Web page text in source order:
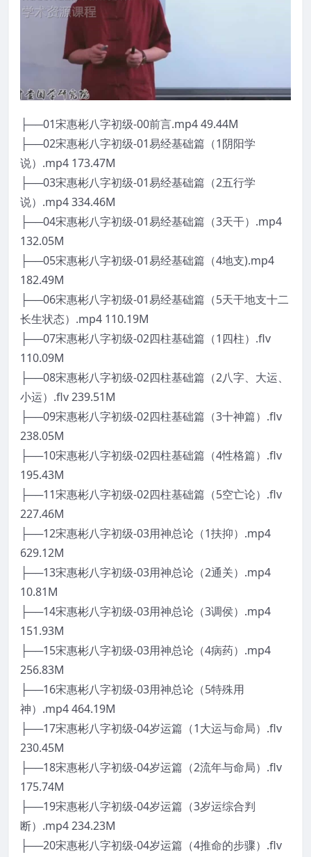
├──01宋惠彬八字初级-00前言.mp4 49.44M
├──02宋惠彬八字初级-01易经基础篇（1阴阳学
说）.mp4 173.47M
├──03宋惠彬八字初级-01易经基础篇（2五行学
说）.mp4 334.46M
├──04宋惠彬八字初级-01易经基础篇（3天干）.mp4
132.05M
├──05宋惠彬八字初级-01易经基础篇（4地支).mp4
182.49M
├──06宋惠彬八字初级-01易经基础篇（5天干地支十二
长生状态）.mp4 110.19M
├──07宋惠彬八字初级-02四柱基础篇（1四柱）.flv
110.09M
├──08宋惠彬八字初级-02四柱基础篇（2八字、大运、
小运）.flv 239.51M
├──09宋惠彬八字初级-02四柱基础篇（3十神篇）.flv
238.05M
├──10宋惠彬八字初级-02四柱基础篇（4性格篇）.flv
195.43M
├──11宋惠彬八字初级-02四柱基础篇（5空亡论）.flv
227.46M
├──12宋惠彬八字初级-03用神总论（1扶抑）.mp4
629.12M
├──13宋惠彬八字初级-03用神总论（2通关）.mp4
10.81M
├──14宋惠彬八字初级-03用神总论（3调侯）.mp4
151.93M
├──15宋惠彬八字初级-03用神总论（4病药）.mp4
256.83M
├──16宋惠彬八字初级-03用神总论（5特殊用
神）.mp4 464.19M
├──17宋惠彬八字初级-04岁运篇（1大运与命局）.flv
230.45M
├──18宋惠彬八字初级-04岁运篇（2流年与命局）.flv
175.74M
├──19宋惠彬八字初级-04岁运篇（3岁运综合判
断）.mp4 234.23M
├──20宋惠彬八字初级-04岁运篇（4推命的步骤）.flv